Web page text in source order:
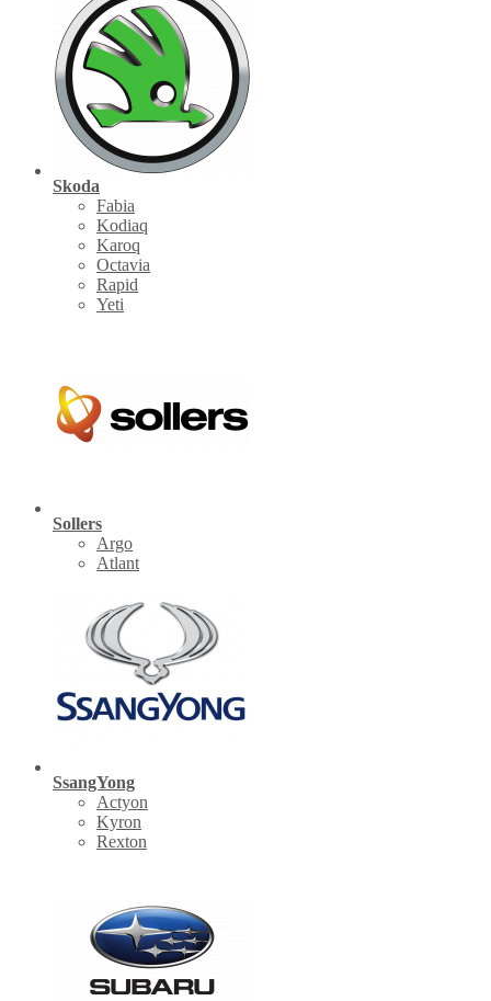
Skoda
Fabia
Kodiaq
Karoq
Octavia
Rapid
Yeti
Sollers
Argo
Atlant
SsangYong
Actyon
Kyron
Rexton